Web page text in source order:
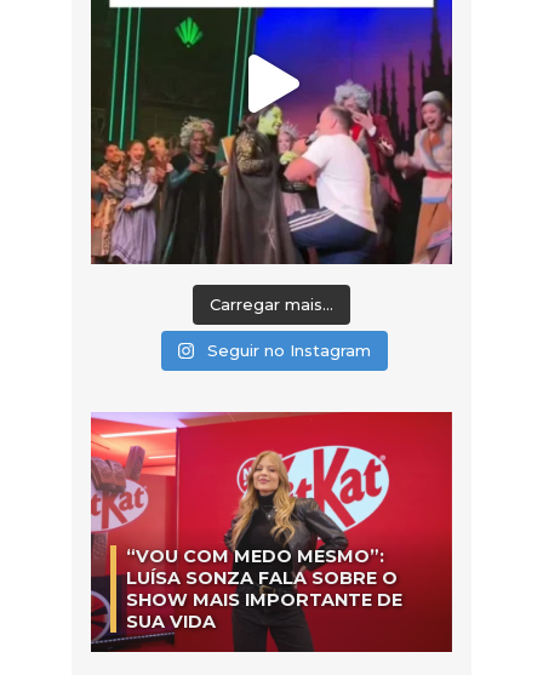
Carregar mais...
Seguir no Instagram
“VOU COM MEDO MESMO”:
LUÍSA SONZA FALA SOBRE O
SHOW MAIS IMPORTANTE DE
SUA VIDA